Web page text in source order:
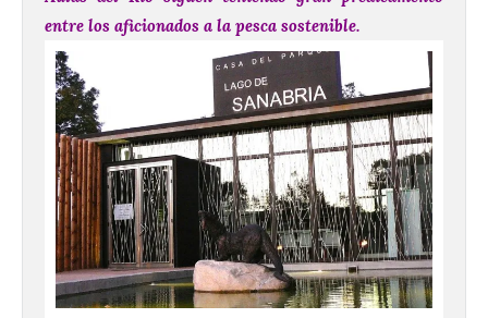
entre los aficionados a la pesca sostenible.